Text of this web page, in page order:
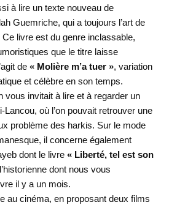
à lire un texte nouveau de
Guemriche, qui a toujours l’art de
Ce livre est du genre inclassable,
que le titre laisse
de « Molière m’a tuer », variation
et célèbre en son temps.
vous invitait à lire et à regarder un
où l’on pouvait retrouver une
problème des harkis. Sur le mode
il concerne également
dont le livre « Liberté, tel est son
dont nous vous
il y a un mois.
au cinéma, en proposant deux films